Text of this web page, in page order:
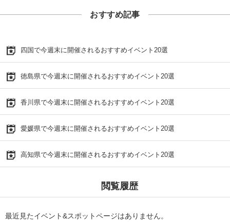
おすすめ記事
四国で今週末に開催されるおすすめイベント20選
徳島県で今週末に開催されるおすすめイベント20選
香川県で今週末に開催されるおすすめイベント20選
愛媛県で今週末に開催されるおすすめイベント20選
高知県で今週末に開催されるおすすめイベント20選
閲覧履歴
最近見たイベント&スポットページはありません。